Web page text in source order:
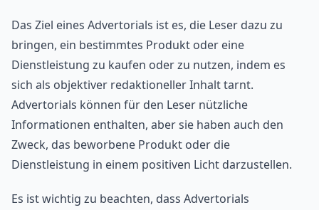
Das Ziel eines Advertorials ist es, die Leser dazu zu
bringen, ein bestimmtes Produkt oder eine
Dienstleistung zu kaufen oder zu nutzen, indem es
sich als objektiver redaktioneller Inhalt tarnt.
Advertorials können für den Leser nützliche
Informationen enthalten, aber sie haben auch den
Zweck, das beworbene Produkt oder die
Dienstleistung in einem positiven Licht darzustellen.
Es ist wichtig zu beachten, dass Advertorials